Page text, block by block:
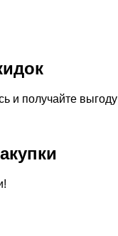
и получайте выгоду